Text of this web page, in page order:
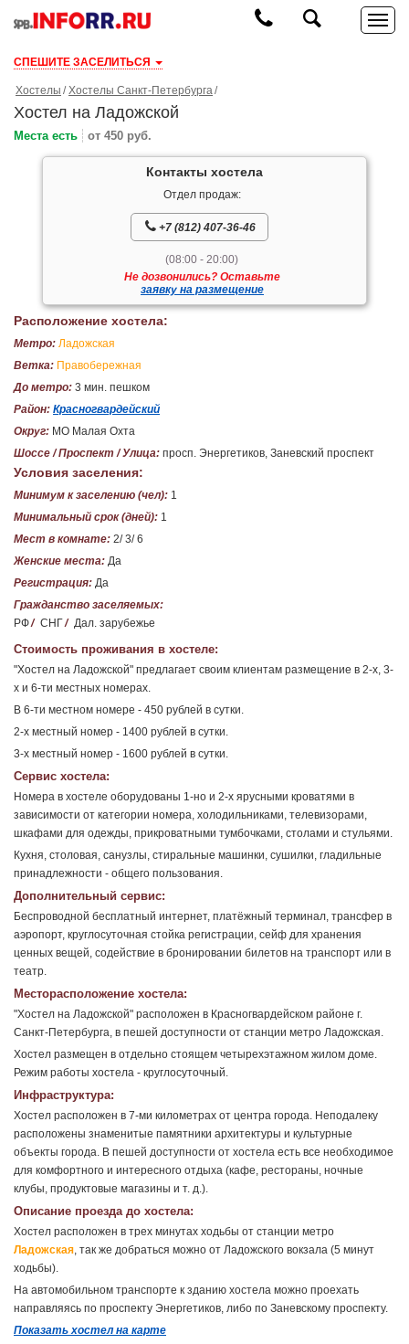
СПЕШИТЕ ЗАСЕЛИТЬСЯ
Хостелы Хостелы Санкт-Петербурга
Хостел на Ладожской
Места есть от 450 руб.
Контакты хостела
Отдел продаж:
+7 (812) 407-36-46
(08:00 - 20:00)
Не дозвонились? Оставьте
заявку на размещение
Расположение хостела:
Метро: Ладожская
Ветка: Правобережная
До метро: 3 мин. пешком
Район: Красногвардейский
Округ: МО Малая Охта
Шоссе / Проспект / Улица: просп. Энергетиков, Заневский проспект
Условия заселения:
Минимум к заселению (чел): 1
Минимальный срок (дней): 1
Мест в комнате: 2/ 3/ 6
Женские места: Да
Регистрация: Да
Гражданство заселяемых:
РФ/ СНГ/ Дал. зарубежье
Стоимость проживания в хостеле:
"Хостел на Ладожской" предлагает своим клиентам размещение в 2-х, 3-
х и 6-ти местных номерах.
В 6-ти местном номере - 450 рублей в сутки.
2-х местный номер - 1400 рублей в сутки.
3-х местный номер - 1600 рублей в сутки.
Сервис хостела:
Номера в хостеле оборудованы 1-но и 2-х ярусными кроватями в
зависимости от категории номера, холодильниками, телевизорами,
шкафами для одежды, прикроватными тумбочками, столами и стульями.
Кухня, столовая, санузлы, стиральные машинки, сушилки, гладильные
принадлежности - общего пользования.
Дополнительный сервис:
Беспроводной бесплатный интернет, платёжный терминал, трансфер в
аэропорт, круглосуточная стойка регистрации, сейф для хранения
ценных вещей, содействие в бронировании билетов на транспорт или в
театр.
Месторасположение хостела:
"Хостел на Ладожской" расположен в Красногвардейском районе г.
Санкт-Петербурга, в пешей доступности от станции метро Ладожская.
Хостел размещен в отдельно стоящем четырехэтажном жилом доме.
Режим работы хостела - круглосуточный.
Инфраструктура:
Хостел расположен в 7-ми километрах от центра города. Неподалеку
расположены знаменитые памятники архитектуры и культурные
объекты города. В пешей доступности от хостела есть все необходимое
для комфортного и интересного отдыха (кафе, рестораны, ночные
клубы, продуктовые магазины и т. д.).
Описание проезда до хостела:
Хостел расположен в трех минутах ходьбы от станции метро
Ладожская, так же добраться можно от Ладожского вокзала (5 минут
ходьбы).
На автомобильном транспорте к зданию хостела можно проехать
направляясь по проспекту Энергетиков, либо по Заневскому проспекту.
Показать хостел на карте